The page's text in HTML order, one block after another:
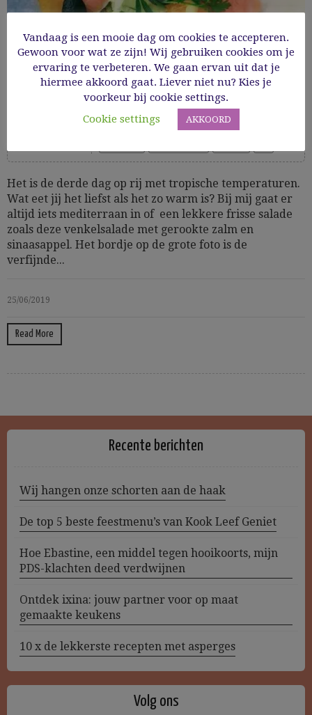
Venkelsalade met gerookte zalm en
sinaasappel
Het is de derde dag op rij met tropische temperaturen.
Wat eet jij het liefst als het zo warm is? Bij mij gaat er
altijd iets mediterraan in of een lekkere frisse salade
zoals deze venkelsalade met gerookte zalm en
sinaasappel. Het bordje op de grote foto is de
verfijnde...
25/06/2019
Read More
Recente berichten
Wij hangen onze schorten aan de haak
De top 5 beste feestmenu’s van Kook Leef Geniet
Hoe Ebastine, een middel tegen hooikoorts, mijn
PDS-klachten deed verdwijnen
Ontdek ixina: jouw partner voor op maat
gemaakte keukens
10 x de lekkerste recepten met asperges
Volg ons
Vandaag is een mooie dag om cookies te accepteren.
Gewoon voor wat ze zijn! Wij gebruiken cookies om je
ervaring te verbeteren. We gaan ervan uit dat je
hiermee akkoord gaat. Liever niet nu? Kies je
voorkeur bij cookie settings.
Cookie settings
AKKOORD